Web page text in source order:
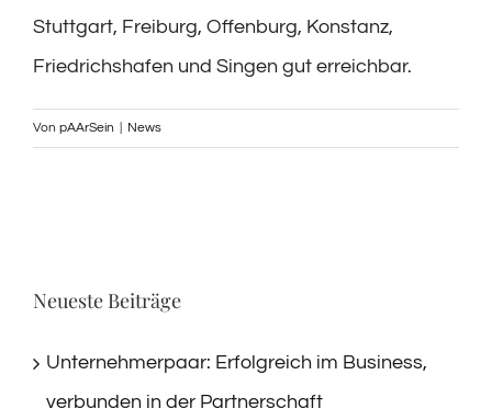
Stuttgart, Freiburg, Offenburg, Konstanz,
Friedrichshafen und Singen gut erreichbar.
Von pAArSein News
Neueste Beiträge
Unternehmerpaar: Erfolgreich im Business,
verbunden in der Partnerschaft